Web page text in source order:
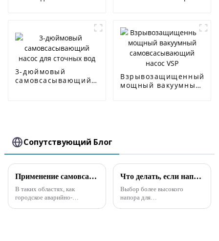
3-дюймовый
самовсасывающий
Взрывозащищенный
мощный вакуумный
Сопутствующий Блог
Применение самовсасывающего насоса с высоким расходом для борьбы с наводнениями и дренажа
В таких областях, как
городское аварийно-
Что делать, если напор самовсасывающего насоса выбран слишком высоким?
Выбор более высокого
напора для